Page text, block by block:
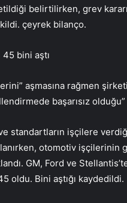
belirtilirken, grev
çeyrek bilanço.
bini aştı
aşmasına rağmen
başarısız
standartların işçilere
otomotiv işçilerinin
GM, Ford ve
oldu. Bini aştığı kaydedildi.